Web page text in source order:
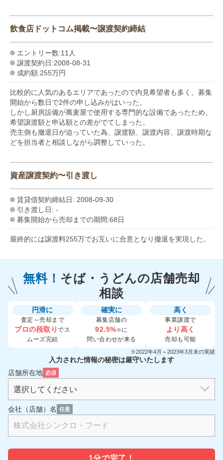
飲食店ドットコム掲載〜譲渡契約締結
エントリー数:11人
譲渡契約日:2008-08-31
成約額:255万円
比較的に人気のあるエリアであったので内見希望者も多く、募集
開始から数日で2件の申し込みがはいった。
しかし厨房設備が蕎麦屋で使用する専門的な設備であったため、
希望譲渡額と申込額との差がでてしまった。
売主側も撤退日が迫っていた為、譲渡額、譲渡内容、譲渡時期な
どを担当者と相談しながら調整していった。
資産譲渡契約〜引き渡し
賃貸借契約締結日: 2008-09-30
引き渡し日: -
募集開始から売却までの期間:68日
最終的には譲渡料255万でお互いに合意となり撤退を実現した。
無料！ そば・うどんの店舗売却
相談
円滑に
査定～売却まで
プロの段取りでス
ムーズ完結
確実に
募集店舗の
92.5%※に
問い合わせが来る
高く
事業譲渡で
より高く
売却も可能
※2022年4月～2023年3月末の実績
入力された情報の秘密は厳守いたします
店舗所在地 必須
会社（店舗）名 任意
1分で完了！